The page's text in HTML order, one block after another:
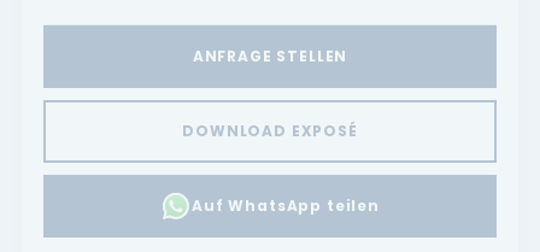
ANFRAGE STELLEN
DOWNLOAD EXPOSÉ
Auf WhatsApp teilen